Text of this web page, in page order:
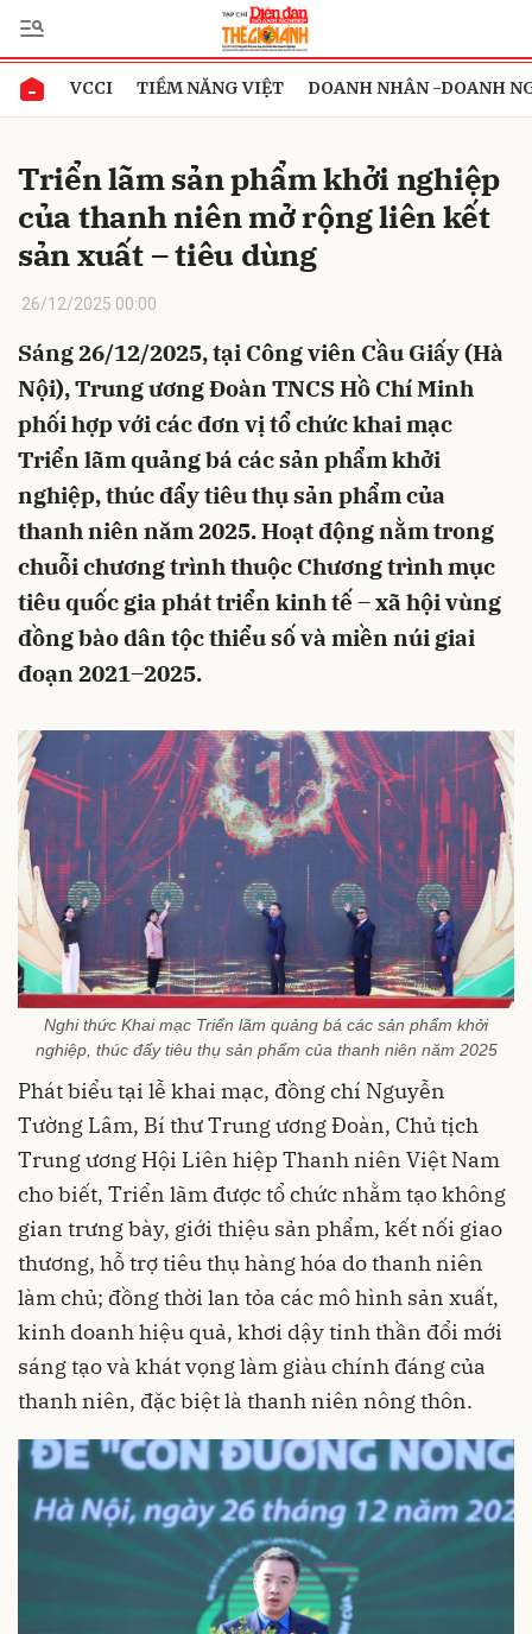
VCCI TIỀM NĂNG VIỆT DOANH NHÂN -DOANH
Triển lãm sản phẩm khởi nghiệp
của thanh niên mở rộng liên kết
sản xuất – tiêu dùng
26/12/2025 00:00
Sáng 26/12/2025, tại Công viên Cầu Giấy (Hà
Nội), Trung ương Đoàn TNCS Hồ Chí Minh
phối hợp với các đơn vị tổ chức khai mạc
Triển lãm quảng bá các sản phẩm khởi
nghiệp, thúc đẩy tiêu thụ sản phẩm của
thanh niên năm 2025. Hoạt động nằm trong
chuỗi chương trình thuộc Chương trình mục
tiêu quốc gia phát triển kinh tế – xã hội vùng
đồng bào dân tộc thiểu số và miền núi giai
đoạn 2021–2025.
Nghi thức Khai mạc Triển lãm quảng bá các sản phẩm khởi
nghiệp, thúc đẩy tiêu thụ sản phẩm của thanh niên năm 2025
Phát biểu tại lễ khai mạc, đồng chí Nguyễn
Tường Lâm, Bí thư Trung ương Đoàn, Chủ tịch
Trung ương Hội Liên hiệp Thanh niên Việt Nam
cho biết, Triển lãm được tổ chức nhằm tạo không
gian trưng bày, giới thiệu sản phẩm, kết nối giao
thương, hỗ trợ tiêu thụ hàng hóa do thanh niên
làm chủ; đồng thời lan tỏa các mô hình sản xuất,
kinh doanh hiệu quả, khơi dậy tinh thần đổi mới
sáng tạo và khát vọng làm giàu chính đáng của
thanh niên, đặc biệt là thanh niên nông thôn.
Gửi bình luận
Hủy Gửi